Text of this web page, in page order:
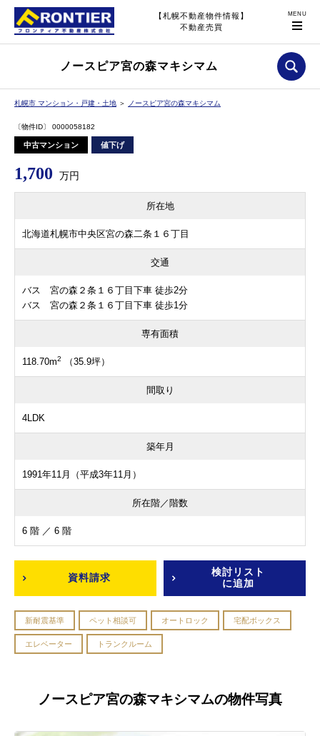
【札幌不動産物件情報】
不動産売買
ノースピア宮の森マキシマム
札幌市 マンション・戸建・土地 ＞ ノースピア宮の森マキシマム
〔物件ID〕 0000058182
中古マンション 値下げ
1,700 万円
所在地
北海道札幌市中央区宮の森二条１６丁目
交通
バス 宮の森２条１６丁目下車 徒歩2分
バス 宮の森２条１６丁目下車 徒歩1分
専有面積
118.70m2 （35.9坪）
間取り
4LDK
築年月
1991年11月（平成3年11月）
所在階／階数
6 階 ／ 6 階
資料請求
検討リスト
に追加
新耐震基準 ペット相談可 オートロック 宅配ボックス
エレベーター トランクルーム
ノースピア宮の森マキシマムの物件写真